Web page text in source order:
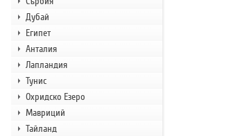
Дубай
Египет
Анталия
Лапландия
Тунис
Охридско Езеро
Мавриций
Тайланд